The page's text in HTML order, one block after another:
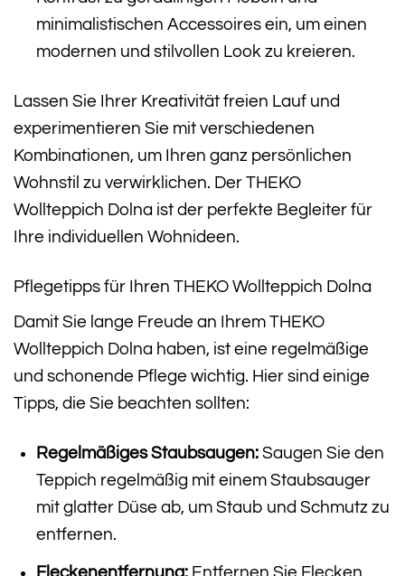
minimalistischen Accessoires ein, um einen
modernen und stilvollen Look zu kreieren.
Lassen Sie Ihrer Kreativität freien Lauf und
experimentieren Sie mit verschiedenen
Kombinationen, um Ihren ganz persönlichen
Wohnstil zu verwirklichen. Der THEKO
Wollteppich Dolna ist der perfekte Begleiter für
Ihre individuellen Wohnideen.
Pflegetipps für Ihren THEKO Wollteppich Dolna
Damit Sie lange Freude an Ihrem THEKO
Wollteppich Dolna haben, ist eine regelmäßige
und schonende Pflege wichtig. Hier sind einige
Tipps, die Sie beachten sollten:
Regelmäßiges Staubsaugen:Saugen Sie den
Teppich regelmäßig mit einem Staubsauger
mit glatter Düse ab, um Staub und Schmutz zu
entfernen.
Fleckenentfernung:Entfernen Sie Flecken